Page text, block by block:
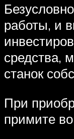
работы, и
средства,
станок
При
примите